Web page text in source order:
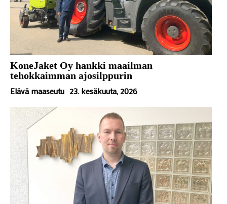
KoneJaket Oy hankki maailman
tehokkaimman ajosilppurin
Elävä maaseutu 23. kesäkuuta, 2026